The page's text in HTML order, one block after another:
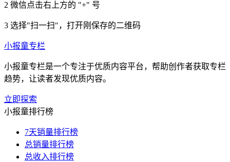
2 微信点击右上方的 "+" 号
3 选择"扫一扫"，打开刚保存的二维码
小报童专栏
小报童专栏是一个专注于优质内容平台，帮助创作者获取专栏
趋势，让读者发现优质内容。
立即探索
小报童排行榜
7天销量排行榜
总销量排行榜
总收入排行榜